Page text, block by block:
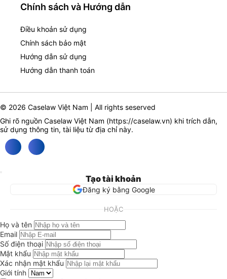
Chính sách và Hướng dẫn
Điều khoản sử dụng
Chính sách bảo mật
Hướng dẫn sử dụng
Hướng dẫn thanh toán
© 2026 Caselaw Việt Nam | All rights seserved
Ghi rõ nguồn Caselaw Việt Nam (https://caselaw.vn) khi trích dẫn,
sử dụng thông tin, tài liệu từ địa chỉ này.
Tạo tài khoản
Đăng ký bằng Google
HOẶC
Họ và tên
Email
Số điện thoại
Mật khẩu
Xác nhận mật khẩu
Giới tính